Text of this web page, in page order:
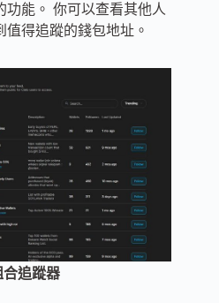
功能。 你可以查看其他人
得追蹤的錢包地址。
合追蹤器